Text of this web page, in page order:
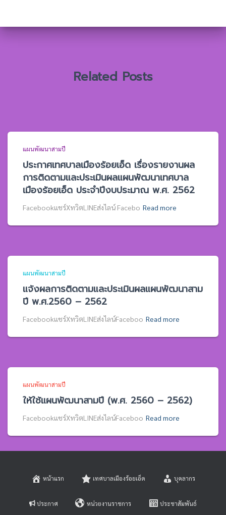
ห
Related Posts
แผนพัฒนาสามปี
ประกาศเทศบาลเมืองร้อยเอ็ด เรื่องรายงานผล
การติดตามและประเมินผลแผนพัฒนาเทศบาล
เมืองร้อยเอ็ด ประจำปีงบประมาณ พ.ศ. 2562
Facebookแชร์XทวิตLINEส่งไลน์ Facebo Read more
แผนพัฒนาสามปี
แจ้งผลการติดตามและประเมินผลแผนพัฒนาสาม
ปี พ.ศ.2560 – 2562
Facebookแชร์XทวิตLINEส่งไลน์Faceboo Read more
แผนพัฒนาสามปี
ให้ใช้แผนพัฒนาสามปี (พ.ศ. 2560 – 2562)
Facebookแชร์XทวิตLINEส่งไลน์Faceboo Read more
หน้าแรก เทศบาลเมืองร้อยเอ็ด บุคลากร
ประกาศ หน่วยงานราชการ ประชาสัมพันธ์